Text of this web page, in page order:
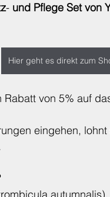
- und Pflege Set von
Hier geht es direkt zum
Rabatt von 5% auf
eingehen,